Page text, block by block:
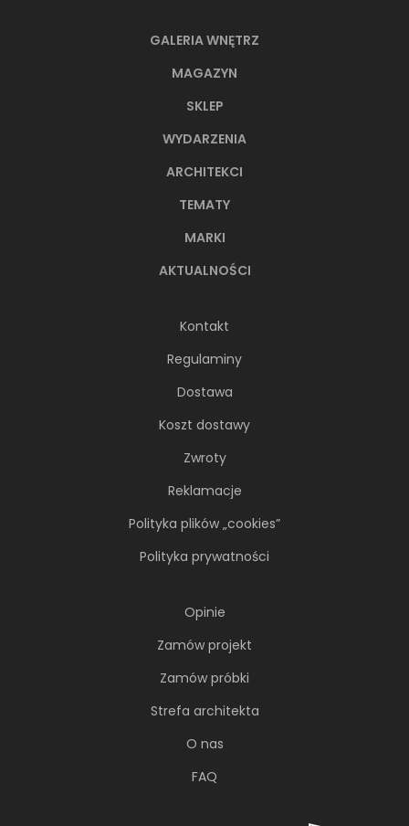
GALERIA WNĘTRZ
MAGAZYN
SKLEP
WYDARZENIA
ARCHITEKCI
TEMATY
MARKI
AKTUALNOŚCI
Kontakt
Regulaminy
Dostawa
Koszt dostawy
Zwroty
Reklamacje
Polityka plików „cookies”
Polityka prywatności
Opinie
Zamów projekt
Zamów próbki
Strefa architekta
O nas
FAQ